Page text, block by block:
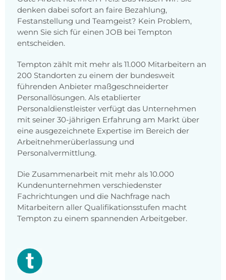
denken dabei sofort an faire Bezahlung,
Festanstellung und Teamgeist? Kein Problem,
wenn Sie sich für einen JOB bei Tempton
entscheiden.
Tempton zählt mit mehr als 11.000 Mitarbeitern an
200 Standorten zu einem der bundesweit
führenden Anbieter maßgeschneiderter
Personallösungen. Als etablierter
Personaldienstleister verfügt das Unternehmen
mit seiner 30-jährigen Erfahrung am Markt über
eine ausgezeichnete Expertise im Bereich der
Arbeitnehmerüberlassung und
Personalvermittlung.
Die Zusammenarbeit mit mehr als 10.000
Kundenunternehmen verschiedenster
Fachrichtungen und die Nachfrage nach
Mitarbeitern aller Qualifikationsstufen macht
Tempton zu einem spannenden Arbeitgeber.